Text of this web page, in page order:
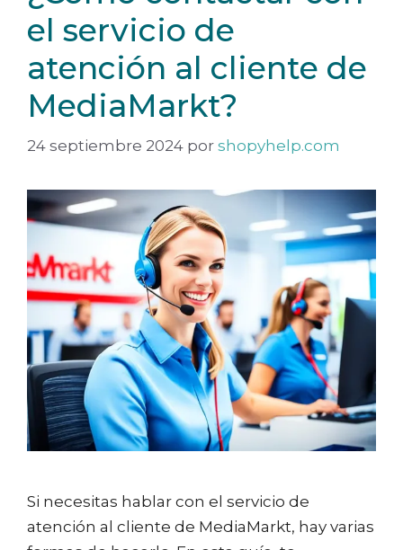
el servicio de
atención al cliente de
MediaMarkt?
24 septiembre 2024 por shopyhelp.com
Si necesitas hablar con el servicio de
atención al cliente de MediaMarkt, hay varias